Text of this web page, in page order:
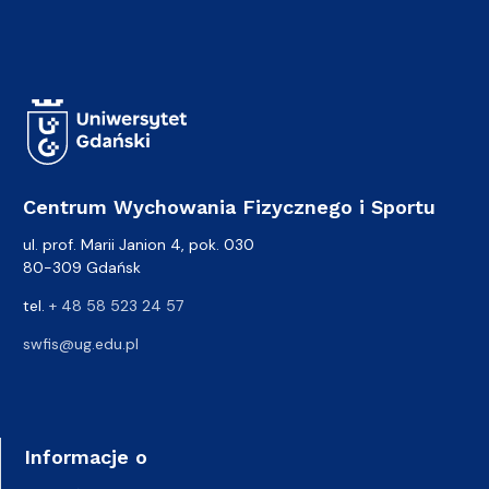
Centrum Wychowania Fizycznego i Sportu
ul. prof. Marii Janion 4, pok. 030
80-309 Gdańsk
tel. + 48 58 523 24 57
swfis@ug.edu.pl
Informacje o